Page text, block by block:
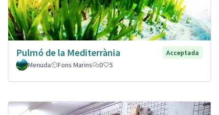
Pulmó de la Mediterrània
Acceptada
Menuda
Fons Marins 0 5